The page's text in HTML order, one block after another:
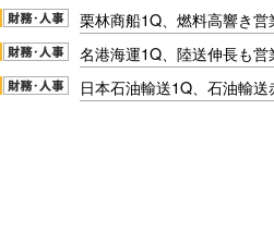
栗林商船1Q、燃料高響き営
名港海運1Q、陸送伸長も
日本石油輸送1Q、石油輸